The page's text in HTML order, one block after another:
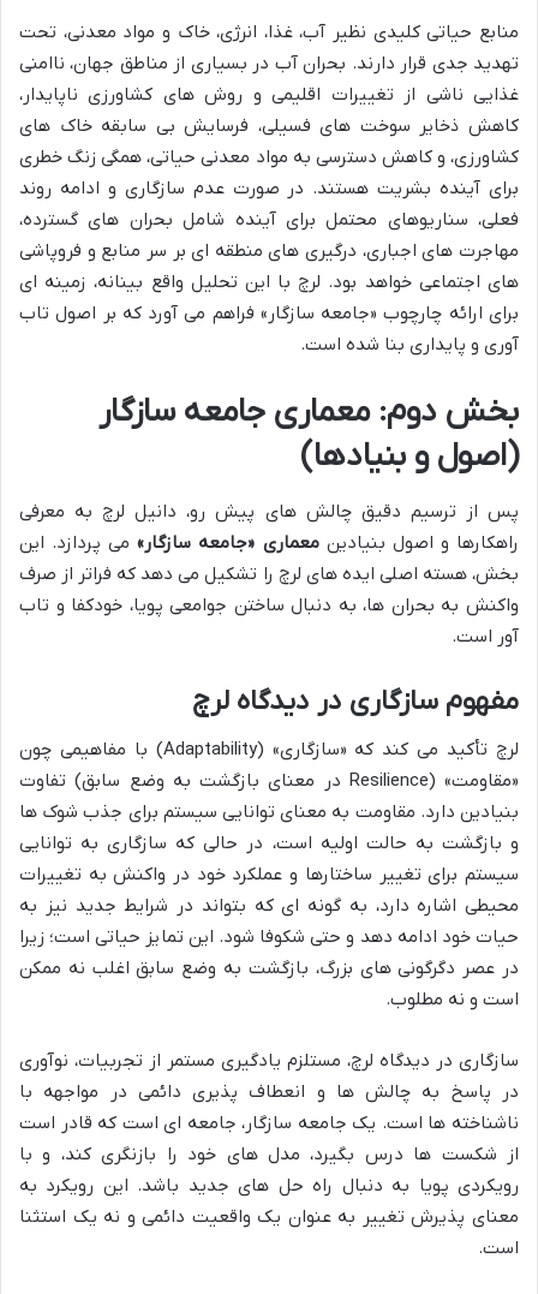
منابع حیاتی کلیدی نظیر آب، غذا، انرژی، خاک و مواد معدنی، تحت
تهدید جدی قرار دارند. بحران آب در بسیاری از مناطق جهان، ناامنی
غذایی ناشی از تغییرات اقلیمی و روش های کشاورزی ناپایدار،
کاهش ذخایر سوخت های فسیلی، فرسایش بی سابقه خاک های
کشاورزی، و کاهش دسترسی به مواد معدنی حیاتی، همگی زنگ خطری
برای آینده بشریت هستند. در صورت عدم سازگاری و ادامه روند
فعلی، سناریوهای محتمل برای آینده شامل بحران های گسترده،
مهاجرت های اجباری، درگیری های منطقه ای بر سر منابع و فروپاشی
های اجتماعی خواهد بود. لرچ با این تحلیل واقع بینانه، زمینه ای
برای ارائه چارچوب «جامعه سازگار» فراهم می آورد که بر اصول تاب
آوری و پایداری بنا شده است.
بخش دوم: معماری جامعه سازگار
(اصول و بنیادها)
پس از ترسیم دقیق چالش های پیش رو، دانیل لرچ به معرفی
راهکارها و اصول بنیادینمعماری «جامعه سازگار»می پردازد. این
بخش، هسته اصلی ایده های لرچ را تشکیل می دهد که فراتر از صرف
واکنش به بحران ها، به دنبال ساختن جوامعی پویا، خودکفا و تاب
آور است.
مفهوم سازگاری در دیدگاه لرچ
لرچ تأکید می کند که «سازگاری» (Adaptability) با مفاهیمی چون
«مقاومت» (Resilience در معنای بازگشت به وضع سابق) تفاوت
بنیادین دارد. مقاومت به معنای توانایی سیستم برای جذب شوک ها
و بازگشت به حالت اولیه است، در حالی که سازگاری به توانایی
سیستم برای تغییر ساختارها و عملکرد خود در واکنش به تغییرات
محیطی اشاره دارد، به گونه ای که بتواند در شرایط جدید نیز به
حیات خود ادامه دهد و حتی شکوفا شود. این تمایز حیاتی است؛ زیرا
در عصر دگرگونی های بزرگ، بازگشت به وضع سابق اغلب نه ممکن
است و نه مطلوب.
سازگاری در دیدگاه لرچ، مستلزم یادگیری مستمر از تجربیات، نوآوری
در پاسخ به چالش ها و انعطاف پذیری دائمی در مواجهه با
ناشناخته ها است. یک جامعه سازگار، جامعه ای است که قادر است
از شکست ها درس بگیرد، مدل های خود را بازنگری کند، و با
رویکردی پویا به دنبال راه حل های جدید باشد. این رویکرد به
معنای پذیرش تغییر به عنوان یک واقعیت دائمی و نه یک استثنا
است.